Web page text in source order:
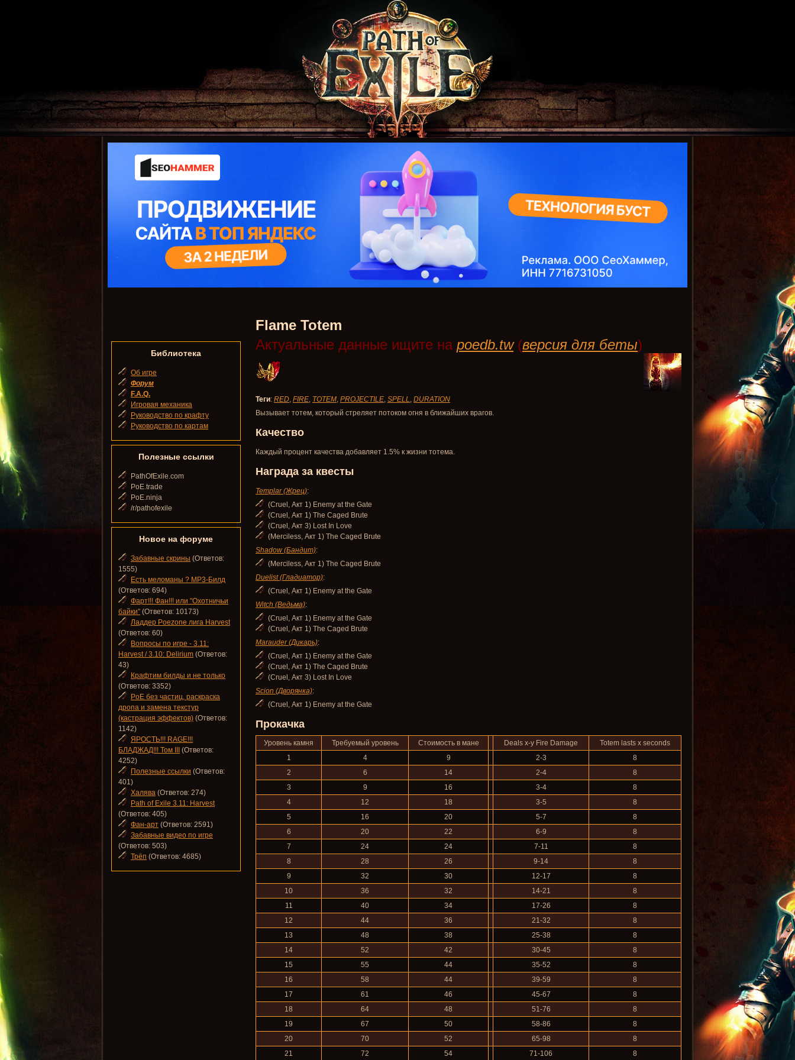
Flame Totem
Актуальные данные ищите на poedb.tw(версия для беты)
Теги: RED, FIRE, TOTEM, PROJECTILE, SPELL, DURATION
Вызывает тотем, который стреляет потоком огня в ближайших врагов.
Качество
Каждый процент качества добавляет 1.5% к жизни тотема.
Награда за квесты
Templar (Жрец):
(Cruel, Акт 1) Enemy at the Gate
(Cruel, Акт 1) The Caged Brute
(Cruel, Акт 3) Lost In Love
(Merciless, Акт 1) The Caged Brute
Shadow (Бандит):
(Merciless, Акт 1) The Caged Brute
Duelist (Гладиатор):
(Cruel, Акт 1) Enemy at the Gate
Witch (Ведьма):
(Cruel, Акт 1) Enemy at the Gate
(Cruel, Акт 1) The Caged Brute
Marauder (Дикарь):
(Cruel, Акт 1) Enemy at the Gate
(Cruel, Акт 1) The Caged Brute
(Cruel, Акт 3) Lost In Love
Scion (Дворянка):
(Cruel, Акт 1) Enemy at the Gate
Прокачка
Уровень камня Требуемый уровень Стоимость в мане Deals x-y Fire Damage
Totem lasts x seconds
1
4 9 2-3
8
2
6 14 2-4
8
3
9 16 3-4
8
4
12 18 3-5
8
5
16 20 5-7
8
6
20 22 6-9
8
7
24 24 7-11
8
8
28 26 9-14
8
9
32 30 12-17
8
10
36 32 14-21
8
11
40 34 17-26
8
12
44 36 21-32
8
13
48 38 25-38
8
14
52 42 30-45
8
15
55 44 35-52
8
16
58 44 39-59
8
17
61 46 45-67
8
18
64 48 51-76
8
19
67 50 58-86
8
20
70 52 65-98
8
21
72 54 71-106 8
Библиотека
Об игре
Форум
F.A.Q.
Игровая механика
Руководство по крафту
Руководство по картам
Полезные ссылки
PathOfExile.com
PoE.trade
PoE.ninja
/r/pathofexile
Новое на форуме
Забавные скрины (Ответов:
1555)
Есть меломаны ? MP3-Билд
(Ответов: 694)
Фарт!!! Фан!!! или "Охотничьи
байки" (Ответов: 10173)
Ладдер Poezone лига Harvest
(Ответов: 60)
Вопросы по игре - 3.11:
Harvest / 3.10: Delirium (Ответов:
43)
Крафтим билды и не только
(Ответов: 3352)
PoE без частиц, раскраска
дропа и замена текстур
(кастрация эффектов) (Ответов:
1142)
ЯРОСТЬ!!! RAGE!!!
БЛАДЖАД!!! Том III
(Ответов:
4252)
Полезные ссылки (Ответов:
401)
Халява (Ответов: 274)
Path of Exile 3.11: Harvest
(Ответов: 405)
Фан-арт (Ответов: 2591)
Забавные видео по игре
(Ответов: 503)
Трёп (Ответов: 4685)